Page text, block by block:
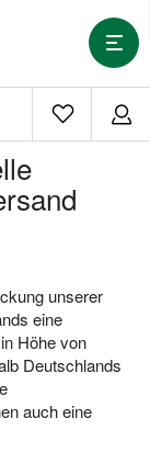
unserer
eine
Höhe von
Deutschlands
auch eine